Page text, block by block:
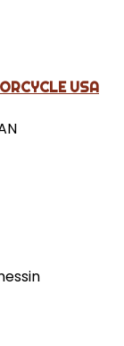
USA